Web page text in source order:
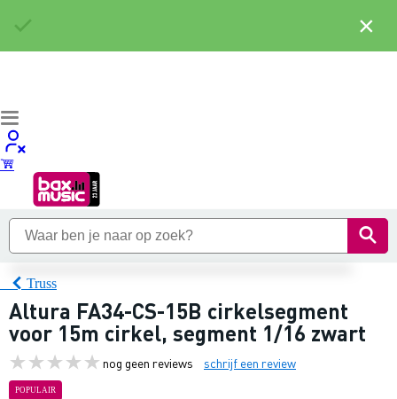
Truss
Altura FA34-CS-15B cirkelsegment
voor 15m cirkel, segment 1/16 zwart
nog geen reviews schrijf een review
POPULAIR
×